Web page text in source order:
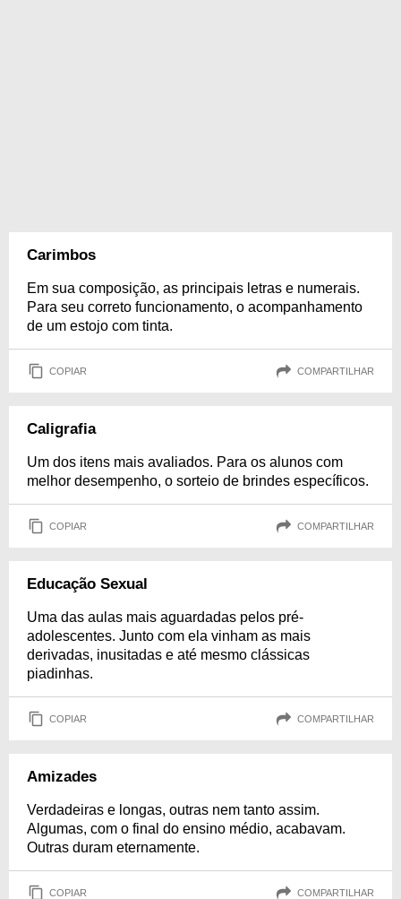
Carimbos
Em sua composição, as principais letras e numerais.
Para seu correto funcionamento, o acompanhamento
de um estojo com tinta.
COPIAR COMPARTILHAR
Caligrafia
Um dos itens mais avaliados. Para os alunos com
melhor desempenho, o sorteio de brindes específicos.
COPIAR COMPARTILHAR
Educação Sexual
Uma das aulas mais aguardadas pelos pré-
adolescentes. Junto com ela vinham as mais
derivadas, inusitadas e até mesmo clássicas
piadinhas.
COPIAR COMPARTILHAR
Amizades
Verdadeiras e longas, outras nem tanto assim.
Algumas, com o final do ensino médio, acabavam.
Outras duram eternamente.
COPIAR COMPARTILHAR